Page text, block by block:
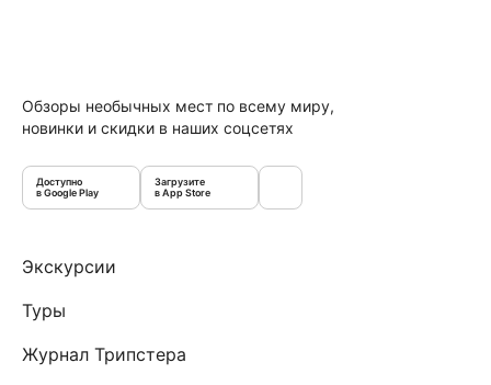
Обзоры необычных мест по всему миру,
новинки и скидки в наших соцсетях
Доступно
в Google Play
Загрузите
в App Store
Экскурсии
Туры
Журнал Трипстера